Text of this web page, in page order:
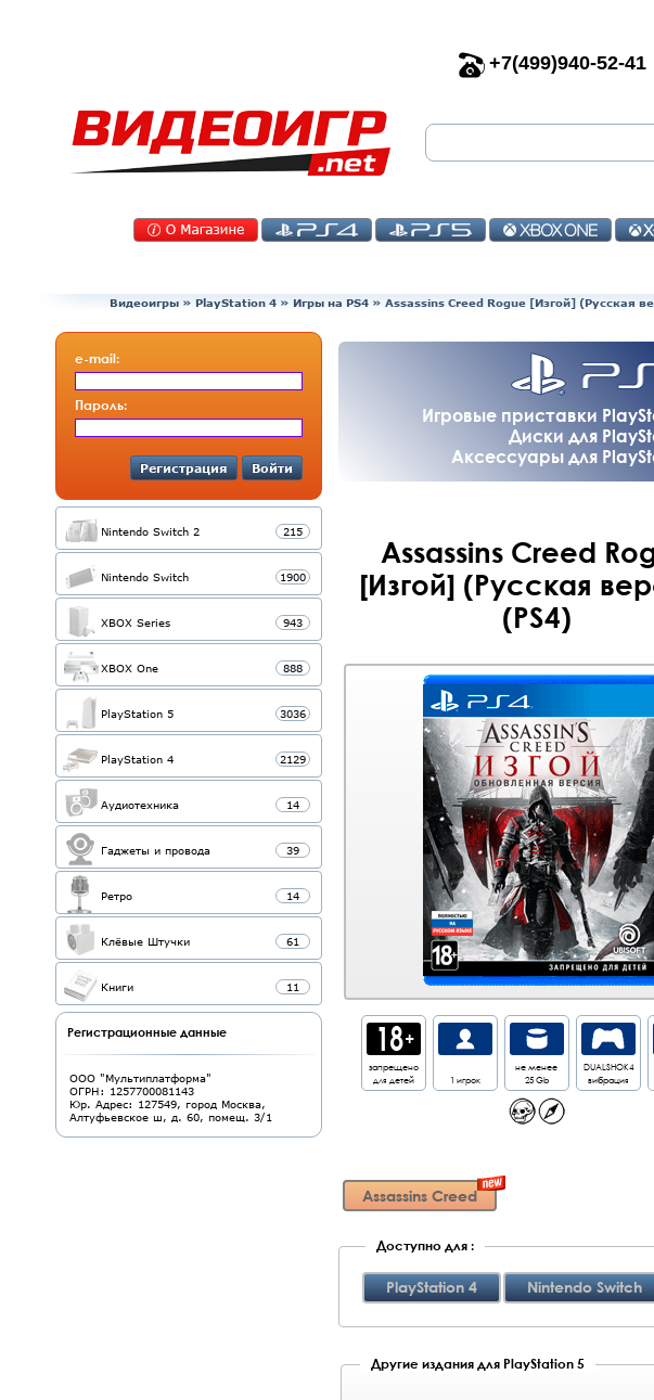
+7(499)940-52-41
Видеоигры » PlayStation 4 » Игры на PS4 » Assassins Creed Rogue [Изгой] (Русская
e-mail:
Пароль:
Регистрация Войти
Nintendo Switch 2 215
Nintendo Switch 1900
XBOX Series 943
XBOX One 888
PlayStation 5 3036
PlayStation 4 2129
Аудиотехника 14
Гаджеты и провода 39
Ретро 14
Клёвые Штучки 61
Книги 11
Регистрационные данные
ООО "Мультиплатформа"
ОГРН: 1257700081143
Юр. Адрес: 127549, город Москва,
Алтуфьевское ш, д. 60, помещ. 3/1
Игровые приставки
Диски для
Аксессуары для
Assassins Creed
[Изгой] (Русская
(PS4)
запрещено
для детей
1 игрок
не менее
25 Gb
DUALSHOK4
вибрация
Assassins Creed
Доступно для :
PlayStation 4 Nintendo Switch
Другие издания для PlayStation 5